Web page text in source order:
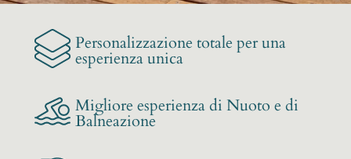
Personalizzazione totale per una
esperienza unica
Migliore esperienza di Nuoto e di
Balneazione